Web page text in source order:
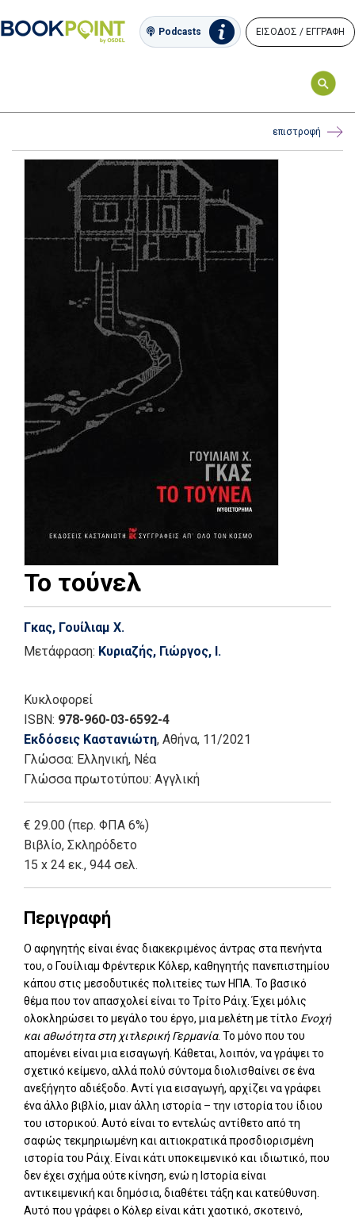
Podcasts ΕΙΣΟΔΟΣ / ΕΓΓΡΑΦΗ
επιστροφή
Το τούνελ
Γκας, Γουίλιαμ Χ.
Μετάφραση: Κυριαζής, Γιώργος, I.
Κυκλοφορεί
ISBN: 978-960-03-6592-4
Εκδόσεις Καστανιώτη, Αθήνα, 11/2021
Γλώσσα: Ελληνική, Νέα
Γλώσσα πρωτοτύπου: Αγγλική
€ 29.00 (περ. ΦΠΑ 6%)
Βιβλίο, Σκληρόδετο
15 x 24 εκ., 944 σελ.
Περιγραφή
Ο αφηγητής είναι ένας διακεκριμένος άντρας στα πενήντα
του, ο Γουίλιαμ Φρέντερικ Κόλερ, καθηγητής πανεπιστημίου
κάπου στις μεσοδυτικές πολιτείες των ΗΠΑ. Το βασικό
θέμα που τον απασχολεί είναι το Τρίτο Ράιχ. Έχει μόλις
ολοκληρώσει το μεγάλο του έργο, μια μελέτη με τίτλο Ενοχή
και αθωότητα στη χιτλερική Γερμανία. Το μόνο που του
απομένει είναι μια εισαγωγή. Κάθεται, λοιπόν, να γράψει το
σχετικό κείμενο, αλλά πολύ σύντομα διολισθαίνει σε ένα
ανεξήγητο αδιέξοδο. Αντί για εισαγωγή, αρχίζει να γράφει
ένα άλλο βιβλίο, μιαν άλλη ιστορία – την ιστορία του ίδιου
του ιστορικού. Αυτό είναι το εντελώς αντίθετο από τη
σαφώς τεκμηριωμένη και αιτιοκρατικά προσδιορισμένη
ιστορία του Ράιχ. Είναι κάτι υποκειμενικό και ιδιωτικό, που
δεν έχει σχήμα ούτε κίνηση, ενώ η Ιστορία είναι
αντικειμενική και δημόσια, διαθέτει τάξη και κατεύθυνση.
Αυτό που γράφει ο Κόλερ είναι κάτι χαοτικό, σκοτεινό,